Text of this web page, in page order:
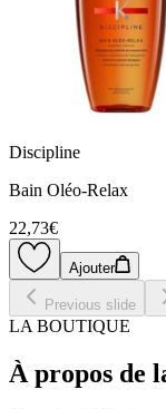
Discipline
Bain Oléo-Relax
22,73€
Ajouter
Previous slide
LA BOUTIQUE
À propos de